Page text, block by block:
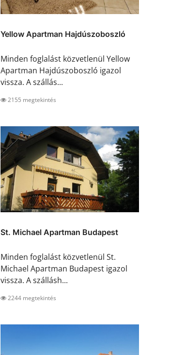
Yellow Apartman Hajdúszoboszló
Minden foglalást közvetlenül Yellow
Apartman Hajdúszoboszló igazol
vissza. A szállás...
2155 megtekintés
St. Michael Apartman Budapest
Minden foglalást közvetlenül St.
Michael Apartman Budapest igazol
vissza. A szállásh...
2244 megtekintés